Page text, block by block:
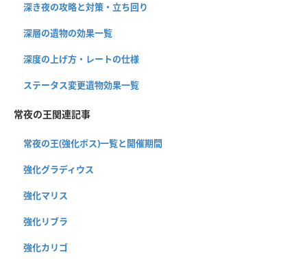
深き夜の攻略と対策・立ち回り
深層の遺物の効果一覧
深度の上げ方・レートの仕様
ステータス変更遺物効果一覧
常夜の王関連記事
常夜の王(強化ボス)一覧と開催期間
強化グラディウス
強化マリス
強化リブラ
強化カリゴ